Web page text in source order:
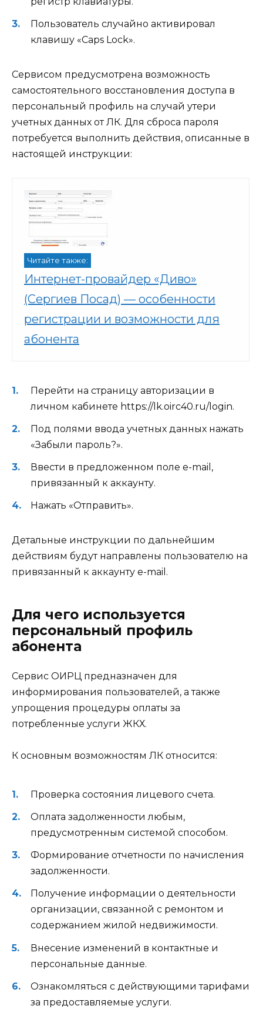
Пользователь случайно активировал
клавишу «Caps Lock».
Сервисом предусмотрена возможность
самостоятельного восстановления доступа в
персональный профиль на случай утери
учетных данных от ЛК. Для сброса пароля
потребуется выполнить действия, описанные в
настоящей инструкции:
Читайте также:
Интернет-провайдер «Диво»
(Сергиев Посад) — особенности
регистрации и возможности для
абонента
Перейти на страницу авторизации в
личном кабинете https://lk.oirc40.ru/login.
Под полями ввода учетных данных нажать
«Забыли пароль?».
Ввести в предложенном поле e-mail,
привязанный к аккаунту.
Нажать «Отправить».
Детальные инструкции по дальнейшим
действиям будут направлены пользователю на
привязанный к аккаунту e-mail.
Для чего используется
персональный профиль
абонента
Сервис ОИРЦ предназначен для
информирования пользователей, а также
упрощения процедуры оплаты за
потребленные услуги ЖКХ.
К основным возможностям ЛК относится:
Проверка состояния лицевого счета.
Оплата задолженности любым,
предусмотренным системой способом.
Формирование отчетности по начисления
задолженности.
Получение информации о деятельности
организации, связанной с ремонтом и
содержанием жилой недвижимости.
Внесение изменений в контактные и
персональные данные.
Ознакомляться с действующими тарифами
за предоставляемые услуги.